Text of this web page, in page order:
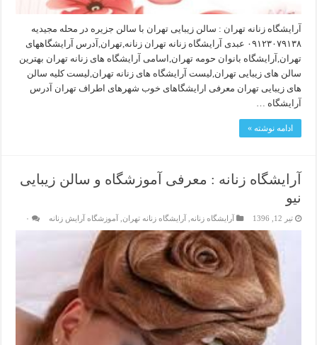
آرایشگاه زنانه تهران : سالن زیبایی تهران با سالن جزیره در محله مجیدیه
۰۹۱۲۳۰۷۹۱۳۸ عبدی آرایشگاه زنانه تهران زنانه,تهران,آدرس آرایشگاههای
تهران,آرایشگاه بانوان حومه تهران,اسامی آرایشگاه های زنانه تهران بهترین
سالن های زیبایی تهران,لیست آرایشگاه های زنانه تهران,لیست کلیه سالن
های زیبایی تهران معرفی ارایشگاهای خوب شهرهای اطراف تهران آدرس
آرایشگاه …
ادامه نوشته »
آرایشگاه زنانه : معرفی آموزشگاه و سالن زیبایی
نیو
تیر 12, 1396 آرایشگاه زنانه ,آرایشگاه زنانه تهران ,آموزشگاه آرایش زنانه ۰